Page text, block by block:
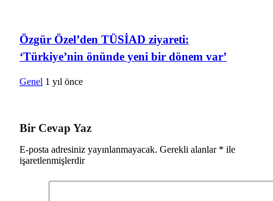
Özgür Özel’den TÜSİAD ziyareti:
‘Türkiye’nin önünde yeni bir dönem var’
Genel 1 yıl önce
Bir Cevap Yaz
E-posta adresiniz yayınlanmayacak. Gerekli alanlar * ile
işaretlenmişlerdir